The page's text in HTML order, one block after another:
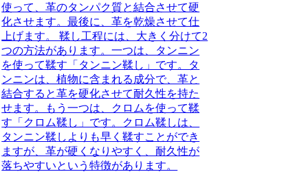
使って、革のタンパク質と結合させて硬
化させます。最後に、革を乾燥させて仕
上げます。 鞣し工程には、大きく分けて2
つの方法があります。一つは、タンニン
を使って鞣す「タンニン鞣し」です。タ
ンニンは、植物に含まれる成分で、革と
結合すると革を硬化させて耐久性を持た
せます。もう一つは、クロムを使って鞣
す「クロム鞣し」です。クロム鞣しは、
タンニン鞣しよりも早く鞣すことができ
ますが、革が硬くなりやすく、耐久性が
落ちやすいという特徴があります。